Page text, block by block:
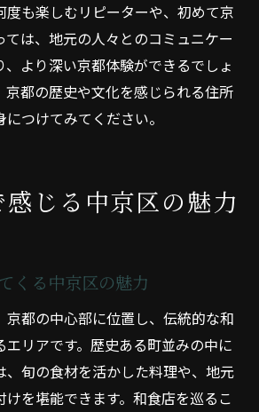
度も楽しむリピーターや、初めて京
は、地元の人々とのコミュニケー
より深い京都体験ができるでしょ
京都の歴史や文化を感じられる住所
つけてみてください。
じる中京区の魅力
くる中京区の魅力
京都の中心部に位置し、伝統的な和
リアです。歴史ある町並みの中に
、旬の食材を活かした料理や、地元
を堪能できます。和食店を巡るこ